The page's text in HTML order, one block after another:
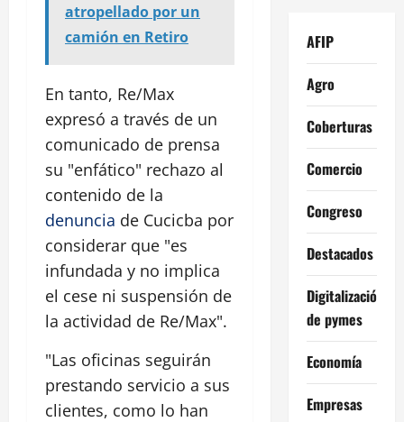
atropellado por un
camión en Retiro
En tanto, Re/Max
expresó a través de un
comunicado de prensa
su "enfático" rechazo al
contenido de la
denuncia de Cucicba por
considerar que "es
infundada y no implica
el cese ni suspensión de
la actividad de Re/Max".
"Las oficinas seguirán
prestando servicio a sus
clientes, como lo han
AFIP
Agro
Coberturas
Comercio
Congreso
Destacados
Digitalización
de pymes
Economía
Empresas